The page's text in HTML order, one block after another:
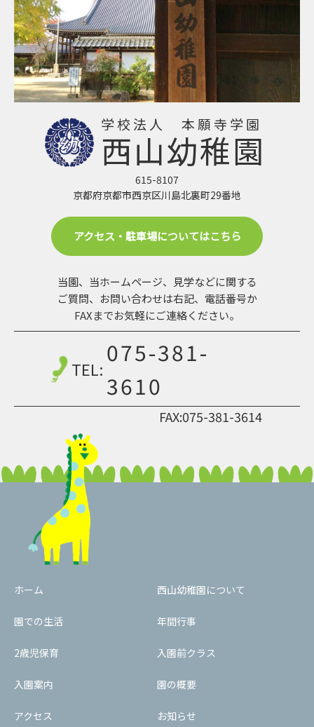
学校法人 本願寺学園
西山幼稚園
615-8107
京都府京都市西京区川島北裏町29番地
アクセス・駐車場についてはこちら
当園、当ホームページ、見学などに関する
ご質問、お問い合わせは右記、電話番号か
FAXまでお気軽にご連絡ください。
TEL:
075-381-
3610
FAX:075-381-3614
ホーム 西山幼稚園について
園での生活 年間行事
2歳児保育 入園前クラス
入園案内 園の概要
アクセス お知らせ